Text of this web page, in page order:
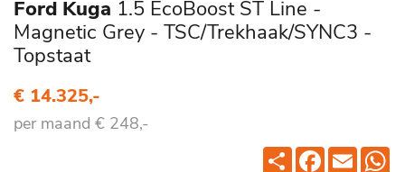
Ford Kuga 1.5 EcoBoost ST Line -
Magnetic Grey - TSC/Trekhaak/SYNC3 -
Topstaat
€ 14.325,-
per maand € 248,-
Deel Facebook
Email